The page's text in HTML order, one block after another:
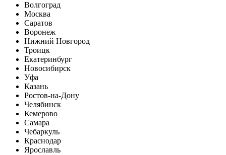
Волгоград
Москва
Саратов
Воронеж
Нижний Новгород
Троицк
Екатеринбург
Новосибирск
Уфа
Казань
Ростов-на-Дону
Челябинск
Кемерово
Самара
Чебаркуль
Краснодар
Ярославль